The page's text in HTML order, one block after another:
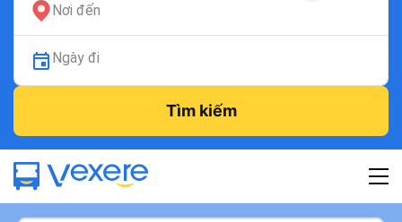
Nơi đến
Ngày đi
Tìm kiếm